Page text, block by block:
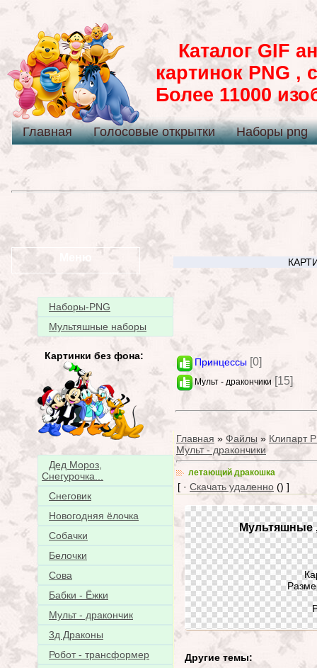
Каталог GIF
картинок PNG ,
Более 11000
Главная Голосовые открытки Наборы png
Наборы-PNG
Мультяшные наборы
Картинки без фона:
Дед Мороз,
Снегурочка...
Снеговик
Новогодняя ёлочка
Собачки
Белочки
Сова
Бабки - Ёжки
Мульт - дракончик
3д Драконы
Робот - трансформер
Принцессы [0]
Мульт - дракончики [15]
Главная » Файлы » Клипарт
Мульт - дракончики
летающий дракошка
[ · Скачать удаленно () ]
Мультяшные
Другие темы: